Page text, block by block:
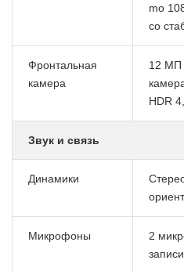
mo
со
Фронтальная
камера
12 МП
HDR
Звук и связь
Динамики
Микрофоны
2